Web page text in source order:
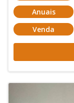
Anuais
Venda